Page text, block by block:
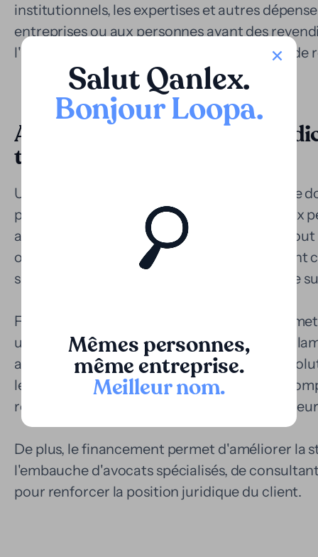
Salut Qanlex.
Bonjour Loopa.
Mêmes personnes,
même entreprise.
Meilleur nom.
institutionnels, les expertises et autres
entreprises ou aux personnes ayant des
l'arbitrage sans être limitées par le manque de
Application dans les litiges
temps
Un des principaux défis du système judiciaire
procédures. Les litiges civils ou commerciaux
avant d'aboutir à un jugement définitif, surtout
ou passant par différentes instances. Pendant
supporter les coûts du litige sans garantie de
Face à cette réalité, le modèle de Loopa
une partie de la valeur économique de la
actif illiquide en liquidité immédiate. Cette
les poursuites contre l'État, les exécutions
réclamations commerciales de grande
De plus, le financement permet d'améliorer la
l'embauche d'avocats spécialisés, de
pour renforcer la position juridique du client.